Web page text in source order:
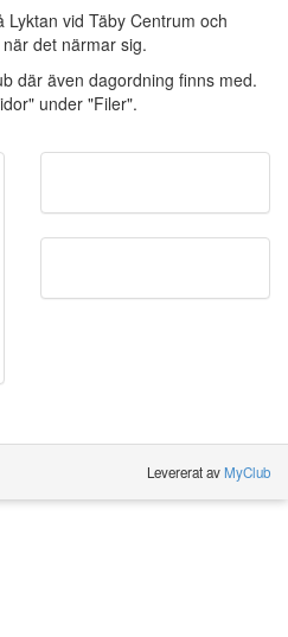
vid Täby Centrum och
det närmar sig.
där även dagordning finns med.
under "Filer".
Levererat avMyClub